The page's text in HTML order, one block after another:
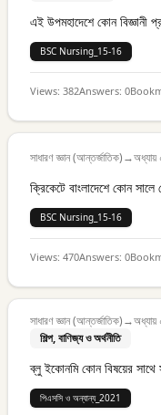
এই উপমহাদেশে কোন বিজ্ঞানী
BSC Nursing_15-16
Views: 382Answers: 0
সাধারণ জ্ঞান (আন্তর্জাতিক)→অধ্যায়
ক্রিকেটে বাংলাদেশে কোন সালে
BSC Nursing_15-16
Views: 470Answers: 0
সাধারণ জ্ঞান (আন্তর্জাতিক)→অধ্যায়
শিল্প, বাণিজ্য ও অর্থনীতি
ব্লু ইকোনমি কোন বিষয়ের সাথে
পিএসসি ও অন্যান্য_2021